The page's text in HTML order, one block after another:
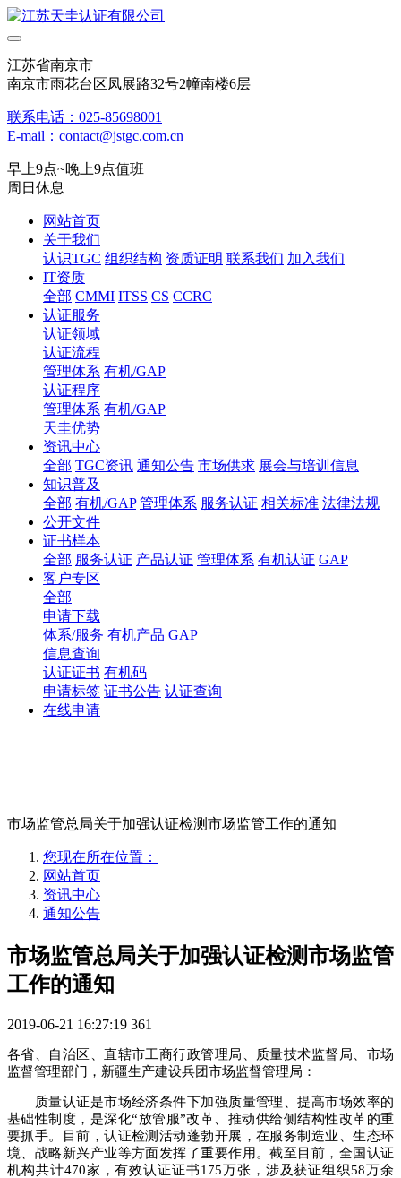
江苏省南京市
南京市雨花台区凤展路32号2幢南楼6层
联系电话：025-85698001
E-mail：contact@jstgc.com.cn
早上9点~晚上9点值班
周日休息
网站首页
关于我们
认识TGC 组织结构 资质证明 联系我们 加入我们
IT资质
全部 CMMI ITSS CS CCRC
认证服务
认证领域
认证流程
管理体系 有机/GAP
认证程序
管理体系 有机/GAP
天圭优势
资讯中心
全部 TGC资讯 通知公告 市场供求 展会与培训信息
知识普及
全部 有机/GAP 管理体系 服务认证 相关标准 法律法规
公开文件
证书样本
全部 服务认证 产品认证 管理体系 有机认证 GAP
客户专区
全部
申请下载
体系/服务 有机产品 GAP
信息查询
认证证书 有机码
申请标签 证书公告 认证查询
在线申请
市场监管总局关于加强认证检测市场监管工作的通知
您现在所在位置：
网站首页
资讯中心
通知公告
市场监管总局关于加强认证检测市场监管
工作的通知
2019-06-21 16:27:19 361
各省、自治区、直辖市工商行政管理局、质量技术监督局、市场
监督管理部门，新疆生产建设兵团市场监督管理局：
质量认证是市场经济条件下加强质量管理、提高市场效率的
基础性制度，是深化“放管服”改革、推动供给侧结构性改革的重
要抓手。目前，认证检测活动蓬勃开展，在服务制造业、生态环
境、战略新兴产业等方面发挥了重要作用。截至目前，全国认证
机构共计470家，有效认证证书175万张，涉及获证组织58万余